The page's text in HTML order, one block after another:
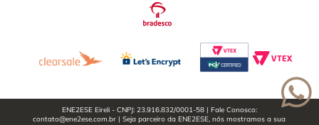
ENE2ESE Eireli - CNPJ: 23.916.832/0001-58 | Fale Conosco:
contato@ene2ese.com.br | Seja parceiro da ENE2ESE, nós mostramos a sua